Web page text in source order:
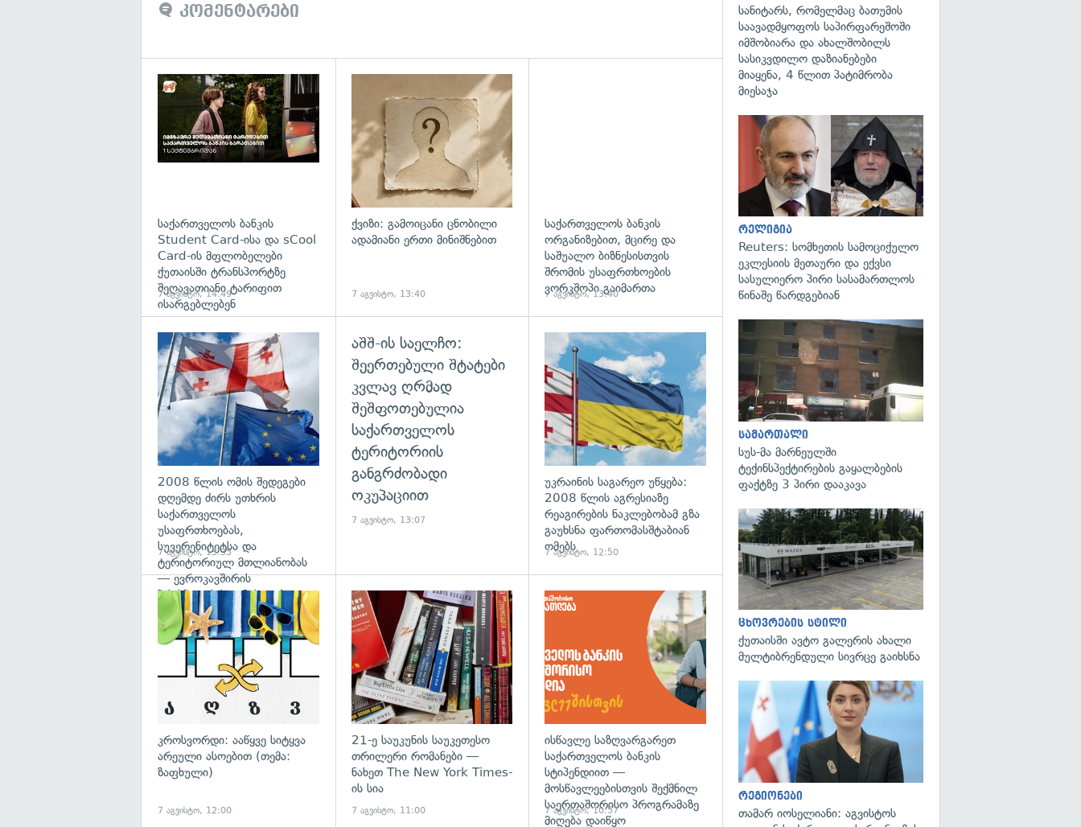
კომენტარები
საქართველოს ბანკის
Student Card-ისა და sCool
Card-ის მფლობელები
ქუთაისში ტრანსპორტზე
შეღავათიანი ტარიფით
ისარგებლებენ
7 აგვისტო, 14:49
ქვიზი: გამოიცანი ცნობილი
ადამიანი ერთი მინიშნებით
7 აგვისტო, 13:40
საქართველოს ბანკის
ორგანიზებით, მცირე და
საშუალო ბიზნესისთვის
შრომის უსაფრთხოების
ვორკშოპი გაიმართა
7 აგვისტო, 13:40
გადახედვა
2008 წლის ომის შედეგები
დღემდე ძირს უთხრის
საქართველოს
უსაფრთხოებას,
სუვერენიტეტსა და
ტერიტორიულ მთლიანობას
— ევროკავშირის
პრესპიკერის განცხადება
7 აგვისტო, 13:35
აშშ-ის საელჩო:
შეერთებული შტატები
კვლავ ღრმად
შეშფოთებულია
საქართველოს
ტერიტორიის
განგრძობადი
ოკუპაციით
7 აგვისტო, 13:07
უკრაინის საგარეო უწყება:
2008 წლის აგრესიაზე
რეაგირების ნაკლებობამ გზა
გაუხსნა ფართომასშტაბიან
ომებს
7 აგვისტო, 12:50
გადახედვა
კროსვორდი: ააწყვე სიტყვა
არეული ასოებით (თემა:
ზაფხული)
7 აგვისტო, 12:00
გადახედვა
21-ე საუკუნის საუკეთესო
თრილერი რომანები —
ნახეთ The New York Times-
ის სია
7 აგვისტო, 11:00
ისწავლე საზღვარგარეთ
საქართველოს ბანკის
სტიპენდიით —
მოსწავლეებისთვის შექმნილ
საერთაშორისო პროგრამაზე
მიღება დაიწყო
7 აგვისტო, 10:57
სანიტარს, რომელმაც ბათუმის
საავადმყოფოს საპირფარეშოში
იმშობიარა და ახალშობილს
სასიკვდილო დაზიანებები
მიაყენა, 4 წლით პატიმრობა
მიესაჯა
რელიგია
Reuters: სომხეთის სამოციქულო
ეკლესიის მეთაური და ექვსი
სასულიერო პირი სასამართლოს
წინაშე წარდგებიან
სამართალი
სუს-მა მარნეულში
ტექინსპექტირების გაყალბების
ფაქტზე 3 პირი დააკავა
ცხოვრების სტილი
ქუთაისში ავტო გალერის ახალი
მულტიბრენდული სივრცე გაიხსნა
რეგიონები
თამარ იოსელიანი: აგვისტოს